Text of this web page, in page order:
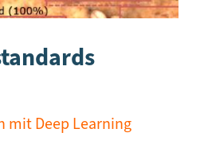
mit Deep Learning